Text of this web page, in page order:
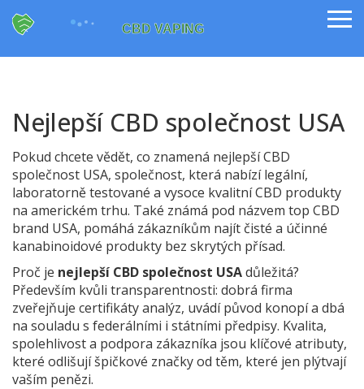
Nejlepší CBD společnost USA
Pokud chcete vědět, co znamená nejlepší CBD
společnost USA, společnost, která nabízí legální,
laboratorně testované a vysoce kvalitní CBD produkty
na americkém trhu. Také známá pod názvem top CBD
brand USA, pomáhá zákazníkům najít čisté a účinné
kanabinoidové produkty bez skrytých přísad.
Proč je nejlepší CBD společnost USAdůležitá?
Především kvůli transparentnosti: dobrá firma
zveřejňuje certifikáty analýz, uvádí původ konopí a dbá
na souladu s federálními i státními předpisy. Kvalita,
spolehlivost a podpora zákazníka jsou klíčové atributy,
které odlišují špičkové značky od těm, které jen plýtvají
vaším penězi.